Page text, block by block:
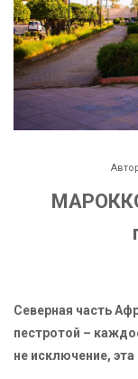
Северная часть
пестротой –
не исключение,